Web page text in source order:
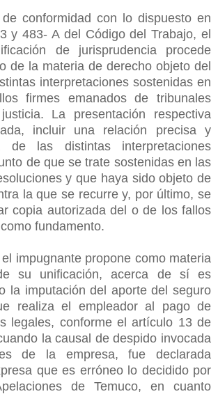
conformidad con lo dispuesto en
y 483- A del Código del Trabajo, el
de jurisprudencia procede
de la materia de derecho objeto del
interpretaciones sostenidas en
firmes emanados de tribunales
La presentación respectiva
incluir una relación precisa y
de las distintas interpretaciones
de que se trate sostenidas en las
y que haya sido objeto de
la que se recurre y, por último, se
copia autorizada del o de los fallos
fundamento.
el impugnante propone como materia
su unificación, acerca de sí es
la imputación del aporte del seguro
realiza el empleador al pago de
legales, conforme el artículo 13 de
la causal de despido invocada
de la empresa, fue declarada
que es erróneo lo decidido por
de Temuco, en cuanto